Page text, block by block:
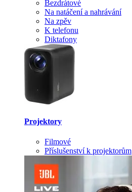
Bezdrátové
Na natáčení a nahrávání
Na zpěv
K telefonu
Diktafony
Projektory
Filmové
Příslušenství k projektorům